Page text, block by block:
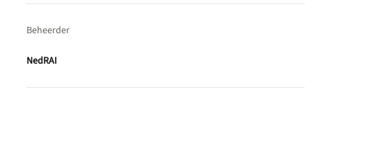
Beheerder
NedRAI